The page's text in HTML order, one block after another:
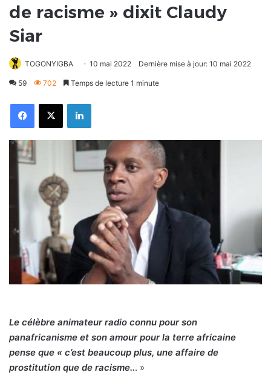
de racisme » dixit Claudy
Siar
TOGONYIGBA 10 mai 2022 Dernière mise à jour: 10 mai 2022
59 702 Temps de lecture 1 minute
FacebookX Linkedin
Le célèbre animateur radio connu pour son
panafricanisme et son amour pour la terre africaine
pense que « c’est beaucoup plus, une affaire de
prostitution que de racisme... »